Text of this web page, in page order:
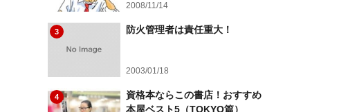
2008/11/14
3 防火管理者は責任重大！
2003/01/18
4
資格本ならこの書店！おすすめ
本屋ベスト5（TOKYO篇）